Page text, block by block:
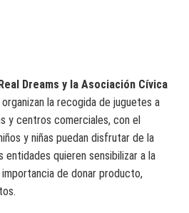
Dreams y la Asociación Cívica
la recogida de juguetes a
y centros comerciales, con el
y niñas puedan disfrutar de la
entidades quieren sensibilizar a la
de donar producto,